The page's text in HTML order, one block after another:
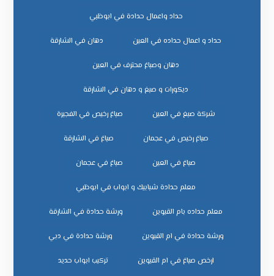
حداد واعمال حدادة في ابوظبي
حداد و اعمال حداده في العين دهان في الشارقة
دهان وصباغ محترف في العين
ديكورات و صبغ و دهان في الشارقة
شركة صبغ في العين صباغ رخيص في الفجيرة
صباغ رخيص في عجمان صباغ في الشارقة
صباغ في العين صباغ في عجمان
معلم حدادة شبابيك و ابواب في ابوظبي
معلم حداده بام القيوين ورشة حدادة في الشارقة
ورشة حدادة في ام القيوين ورشة حدادة في دبي
ﺗﺮﻛﻴﺐ اﺑﻮاب ﺣﺪﻳﺪ